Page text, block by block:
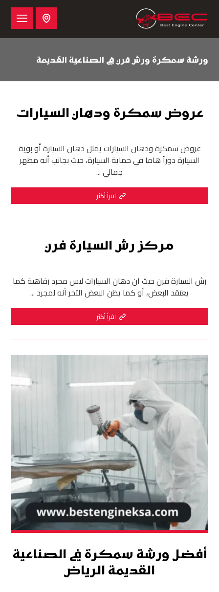
ورشة سمكرة ورش فرن في الصناعية القديمة
عروض سمكرة ودهان السيارات
عروض سمكرة ودهان السيارات يمثل دهان السيارة أو بوية
السيارة دوراً هاما في حماية السيارة، حيث بجانب أنه مظهر
جمالي ...
اقرأ أكثر
مركز رش السيارة فرن
رش السيارة فرن حيث ان دهان السيارات ليس مجرد رفاهية كما
يعتقد البعض، أو كما يظن البعض الآخر أنه لمجرد ...
اقرأ أكثر
أفضل ورشة سمكرة في الصناعية
القديمة الرياض